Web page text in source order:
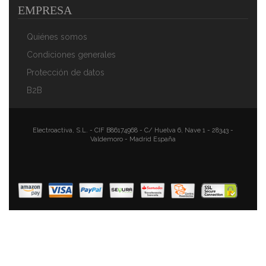
Juego 3 Sartenes 18-20-24 Cm, Inducción,
Antiadherente Libre De PFOA, Limpieza Lavavajillas
AÑADIR AL CARRITO
EMPRESA
Quiénes somos
Condiciones generales
Protección de datos
B2B
Electroactiva, S.L. - CIF B86174968 - C/ Huelva 6, Nave 1 - 28343 -
Valdemoro - Madrid España